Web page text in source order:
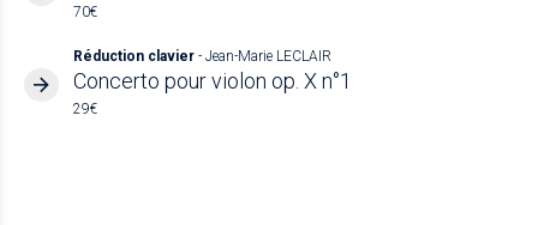
70€
Réduction clavier - Jean-Marie LECLAIR
Concerto pour violon op. X n°1
29€